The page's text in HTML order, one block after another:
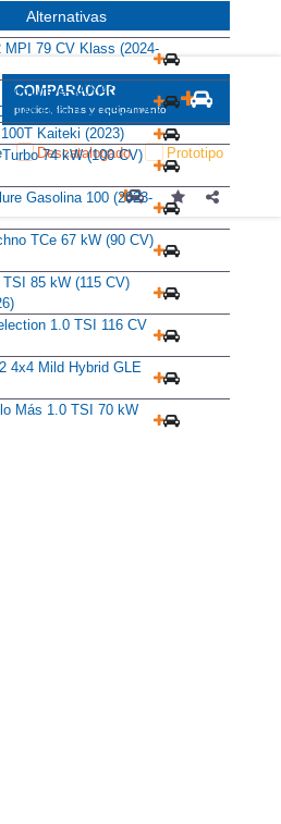
COMPARADOR
precios, fichas y equipamiento
Descatalogado Prototipo
Alternativas
MPI 79 CV Klass (2024-
Homura e-SKYACTIV G
M Hybrid (2023-2025)
Kaiteki (2023)
74 kW (100 CV)
Gasolina 100 (2023-
TCe 67 kW (90 CV)
85 kW (115 CV)
1.0 TSI 116 CV
4x4 Mild Hybrid GLE
Más 1.0 TSI 70 kW